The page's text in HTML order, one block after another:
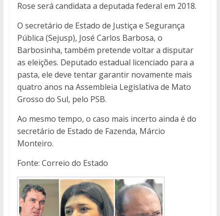
Rose será candidata a deputada federal em 2018.
O secretário de Estado de Justiça e Segurança
Pública (Sejusp), José Carlos Barbosa, o
Barbosinha, também pretende voltar a disputar
as eleições. Deputado estadual licenciado para a
pasta, ele deve tentar garantir novamente mais
quatro anos na Assembleia Legislativa de Mato
Grosso do Sul, pelo PSB.
Ao mesmo tempo, o caso mais incerto ainda é do
secretário de Estado de Fazenda, Márcio
Monteiro.
Fonte: Correio do Estado